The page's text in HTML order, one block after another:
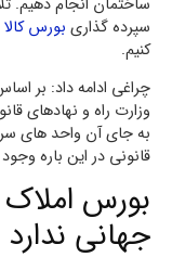
سپرده گذاری بورس کالا
کنیم.
چراغی ادامه داد: بر
وزارت راه و نهاد‌های
به جای آن واحد‌ های
قانونی در این باره وجود
بورس
جهانی ندارد